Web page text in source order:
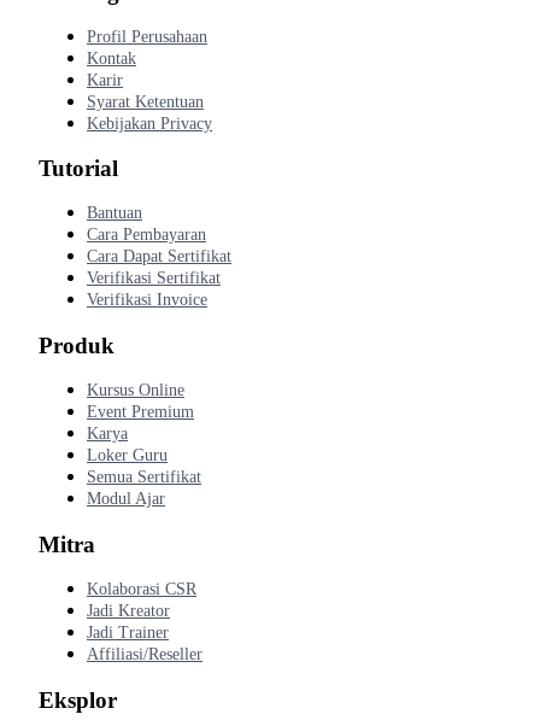
Profil Perusahaan
Kontak
Karir
Syarat Ketentuan
Kebijakan Privacy
Tutorial
Bantuan
Cara Pembayaran
Cara Dapat Sertifikat
Verifikasi Sertifikat
Verifikasi Invoice
Produk
Kursus Online
Event Premium
Karya
Loker Guru
Semua Sertifikat
Modul Ajar
Mitra
Kolaborasi CSR
Jadi Kreator
Jadi Trainer
Affiliasi/Reseller
Eksplor